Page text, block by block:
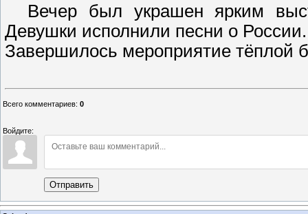
Вечер был украшен ярким
Девушки исполнили песни о
Завершилось мероприятие тёплой
Всего комментариев: 0
Войдите:
Отправить